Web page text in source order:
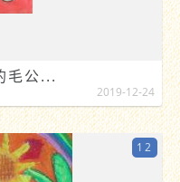
毛公...
2019-12-24
12